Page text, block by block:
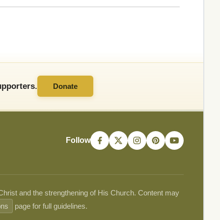
Donate
Follow
and the strengthening of His Church. Content may
page for full guidelines.